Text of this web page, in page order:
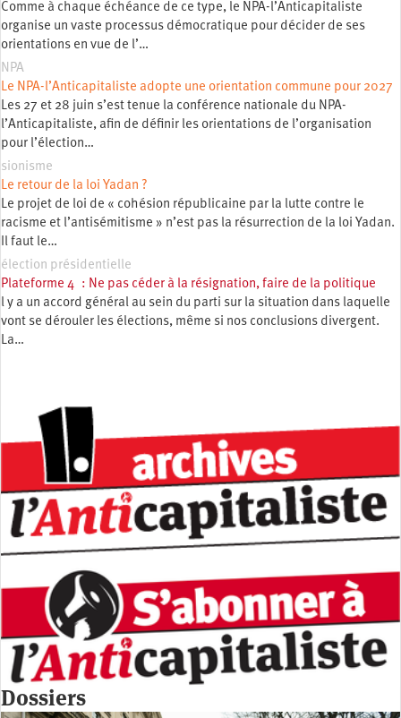
Comme à chaque échéance de ce type, le NPA-l’Anticapitaliste
organise un vaste processus démocratique pour décider de ses
orientations en vue de l’…
NPA
Le NPA-l’Anticapitaliste adopte une orientation commune pour 2027
Les 27 et 28 juin s’est tenue la conférence nationale du NPA-
l’Anticapitaliste, afin de définir les orientations de l’organisation
pour l’élection…
sionisme
Le retour de la loi Yadan ?
Le projet de loi de « cohésion républicaine par la lutte contre le
racisme et l’antisémitisme » n’est pas la résurrection de la loi Yadan.
Il faut le…
élection présidentielle
Plateforme 4 : Ne pas céder à la résignation, faire de la politique
l y a un accord général au sein du parti sur la situation dans laquelle
vont se dérouler les élections, même si nos conclusions divergent.
La…
Dossiers